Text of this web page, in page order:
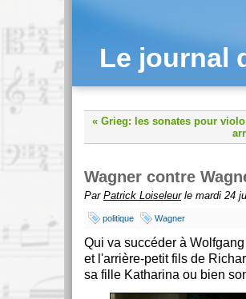
Le journal
« Grieg: les sonates pour
Wagner contre
Par Patrick Loiseleurle mardi 24
politique Wagner
Qui va succéder à
et l'arrière-petit fils de
sa fille Katharina ou bien